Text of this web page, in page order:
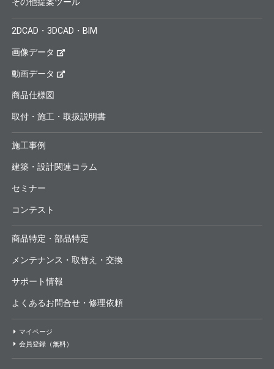
2DCAD・3DCAD・BIM
画像データ
動画データ
商品仕様図
取付・施工・取扱説明書
施工事例
建築・設計関連コラム
セミナー
コンテスト
商品特定・部品特定
メンテナンス・取替え・交換
サポート情報
よくあるお問合せ・修理依頼
マイページ
会員登録（無料）